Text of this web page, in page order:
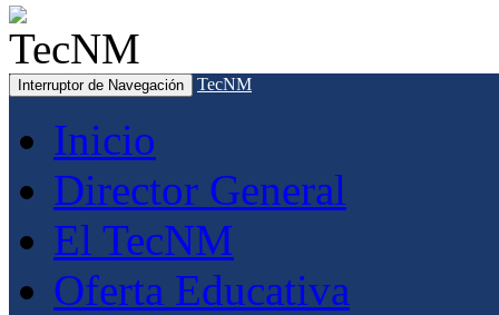
Interruptor de Navegación TecNM
Inicio
Director General
El TecNM
Oferta Educativa